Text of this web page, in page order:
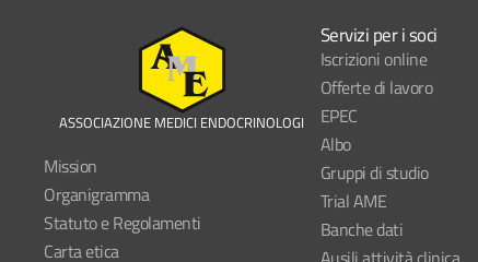
ASSOCIAZIONE MEDICI ENDOCRINOLOGI
Mission
Organigramma
Statuto e Regolamenti
Carta etica
Servizi per i soci
Iscrizioni online
Offerte di lavoro
EPEC
Albo
Gruppi di studio
Trial AME
Banche dati